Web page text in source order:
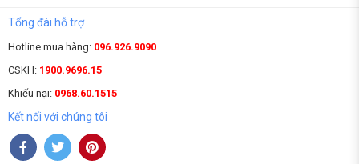
Tổng đài hỗ trợ
Hotline mua hàng: 096.926.9090
CSKH: 1900.9696.15
Khiếu nại: 0968.60.1515
Kết nối với chúng tôi